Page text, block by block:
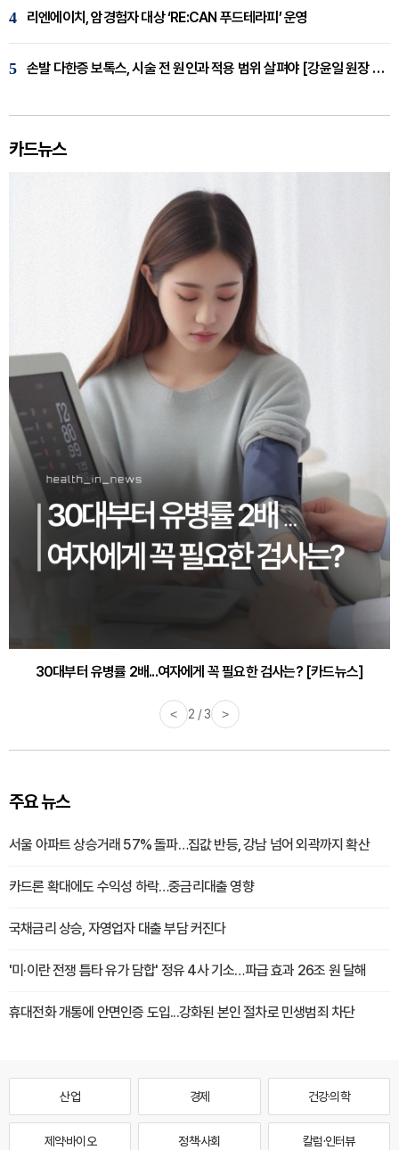
4 리엔에이치, 암경험자 대상 ‘RE:CAN 푸드테라피’ 운영
5 손발 다한증 보톡스, 시술 전 원인과 적용 범위 살펴야 [강윤일 원장 칼럼]
카드뉴스
30대부터 유병률 2배...여자에게 꼭 필요한 검사는? [카드뉴스]
< 2 / 3 >
주요 뉴스
서울 아파트 상승거래 57% 돌파…집값 반등, 강남 넘어 외곽까지 확산
카드론 확대에도 수익성 하락…중금리대출 영향
국채금리 상승, 자영업자 대출 부담 커진다
'미·이란 전쟁 틈타 유가 담합' 정유 4사 기소…파급 효과 26조 원 달해
휴대전화 개통에 안면인증 도입...강화된 본인 절차로 민생범죄 차단
산업 경제 건강·의학
제약·바이오 정책·사회 칼럼·인터뷰